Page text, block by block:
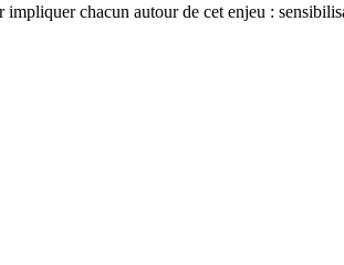
chacun autour de cet enjeu :